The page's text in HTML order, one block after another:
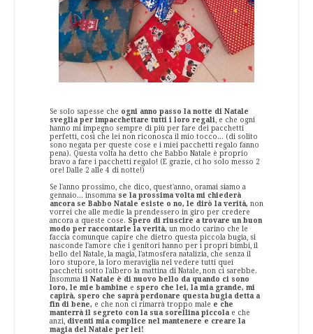
Se solo sapesse che ogni anno passo la notte di Natale
sveglia per impacchettare tutti i loro regali , e che ogni
hanno mi impegno sempre di più per fare dei pacchetti
perfetti, così che lei non riconosca il mio tocco... (di solito
sono negata per queste cose e i miei pacchetti regalo fanno
pena). Questa volta ha detto che Babbo Natale è proprio
bravo a fare i pacchetti regalo! (E grazie, ci ho solo messo 2
ore! Dalle 2 alle 4 di notte!)
Se l'anno prossimo, che dico, quest'anno, oramai siamo a
gennaio... insomma se la prossima volta mi chiederà
ancora se Babbo Natale esiste o no, le dirò la verità, non
vorrei che alle medie la prendessero in giro per credere
ancora a queste cose. Spero di riuscire a trovare un buon
modo per raccontarle la verità, un modo carino che le
faccia comunque capire che dietro questa piccola bugia, si
nasconde l'amore che i genitori hanno per i propri bimbi, il
bello del Natale, la magia, l'atmosfera natalizia, che senza il
loro stupore, la loro meraviglia nel vedere tutti quei
pacchetti sotto l'albero la mattina di Natale, non ci sarebbe.
Insomma il Natale è di nuovo bello da quando ci sono
loro, le mie bambine e spero che lei, la mia grande, mi
capirà, spero che saprà perdonare questa bugia detta a
fin di bene, e che non ci rimarrà troppo male e che
manterrà il segreto con la sua sorellina piccola e che
anzi, diventi mia complice nel mantenere e creare la
magia del Natale per lei!